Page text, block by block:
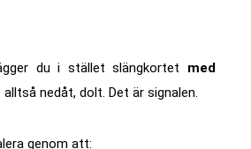
du i stället slängkortet med
alltså nedåt, dolt. Det är signalen.
genom att: